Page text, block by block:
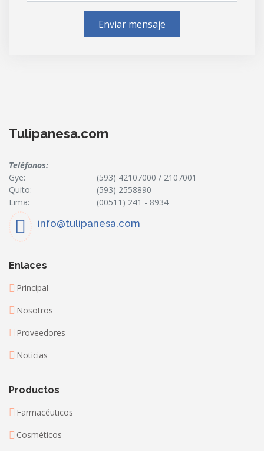
Enviar mensaje
Tulipanesa.com
Teléfonos:
Gye:
(593) 42107000 / 2107001
Quito:
(593) 2558890
Lima:
(00511) 241 - 8934
info@tulipanesa.com
Enlaces
Principal
Nosotros
Proveedores
Noticias
Productos
Farmacéuticos
Cosméticos